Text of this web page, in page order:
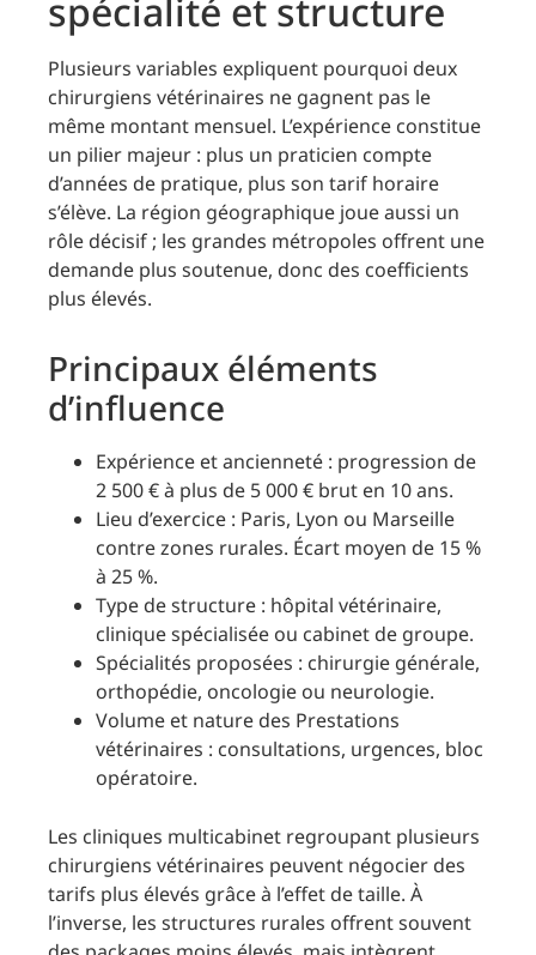
spécialité et structure
Plusieurs variables expliquent pourquoi deux
chirurgiens vétérinaires ne gagnent pas le
même montant mensuel. L’expérience constitue
un pilier majeur : plus un praticien compte
d’années de pratique, plus son tarif horaire
s’élève. La région géographique joue aussi un
rôle décisif ; les grandes métropoles offrent une
demande plus soutenue, donc des coefficients
plus élevés.
Principaux éléments
d’influence
Expérience et ancienneté : progression de
2 500 € à plus de 5 000 € brut en 10 ans.
Lieu d’exercice : Paris, Lyon ou Marseille
contre zones rurales. Écart moyen de 15 %
à 25 %.
Type de structure : hôpital vétérinaire,
clinique spécialisée ou cabinet de groupe.
Spécialités proposées : chirurgie générale,
orthopédie, oncologie ou neurologie.
Volume et nature des Prestations
vétérinaires : consultations, urgences, bloc
opératoire.
Les cliniques multicabinet regroupant plusieurs
chirurgiens vétérinaires peuvent négocier des
tarifs plus élevés grâce à l’effet de taille. À
l’inverse, les structures rurales offrent souvent